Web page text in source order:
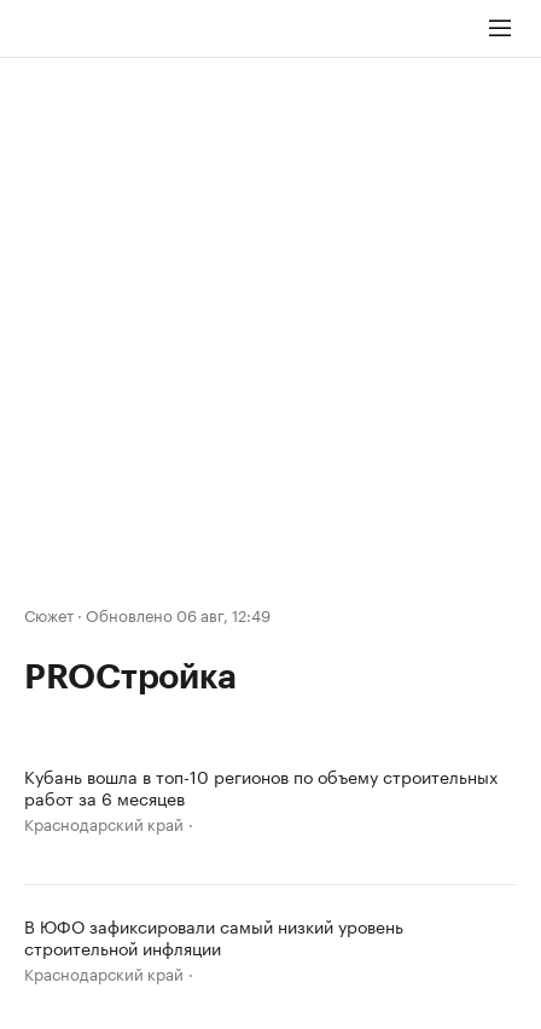
Сюжет · Обновлено 06 авг, 12:49
PROСтройка
Кубань вошла в топ-10 регионов по объему строительных
работ за 6 месяцев
Краснодарский край
В ЮФО зафиксировали самый низкий уровень
строительной инфляции
Краснодарский край